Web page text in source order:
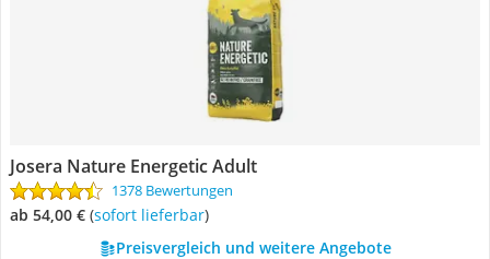
Josera Nature Energetic Adult
1378 Bewertungen
ab 54,00 € ( Sofort lieferbar)
Preisvergleich und weitere Angebote